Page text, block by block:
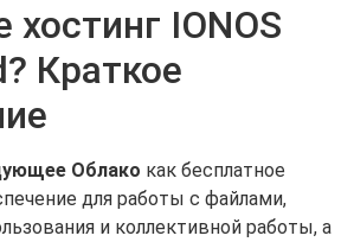
хостинг IONOS
Краткое
Облако как бесплатное
для работы с файлами,
и коллективной работы, а